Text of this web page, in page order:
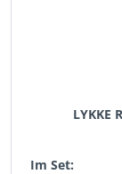
LYKKE
Im Set: